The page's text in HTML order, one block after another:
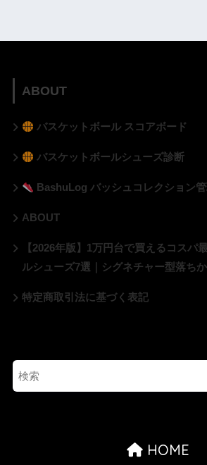
ABOUT
バスケットボール スコアボード
バスケットボールシューズ診断
BashuLog バッシュコレクション
ABOUT
【2026年版】1万円台で買えるコスパ
ルシューズ7選｜シグネチャー型落ち
特定商取引法に基づく表記
HOME